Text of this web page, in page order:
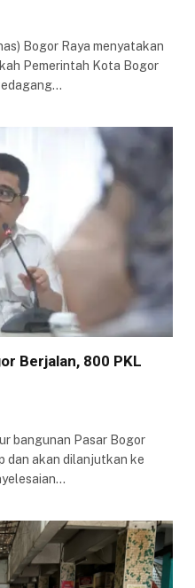
Bogor Raya menyatakan
Pemerintah Kota Bogor
Berjalan, 800 PKL
bangunan Pasar Bogor
dan akan dilanjutkan ke